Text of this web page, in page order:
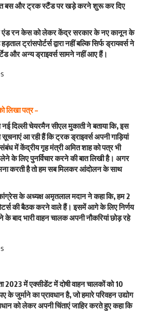
बस और ट्रक स्टैंड पर खड़े करने शुरू कर दिए
एंड रन केस को लेकर केंद्र सरकार के नए कानून के
ट्रांसपोर्टर्स द्वारा नहीं बल्कि सिर्फ ड्रायवर्स ने
और अन्य ड्राइवर्स सामने नहीं आए हैं।
लिखा पत्र –
दिल्ली चेयरमैन सीएल मुकाती ने बताया कि, इस
आ रही हैं कि ट्रक ड्राइवर्स अपनी गाड़ियां
में केंद्रीय गृह मंत्री अमित शाह को पत्र भी
के लिए पुनर्विचार करने की बात लिखी है। अगर
करती है तो हम सब मिलकर आंदोलन के साथ
के अध्यक्ष अमृतलाल मदान ने कहा कि, हम 2
की बैठक करने वाले हैं। इसमें आगे के लिए निर्णय
बाद भारी वाहन चालक अपनी नौकरियां छोड़ रहे
2023 में एक्सीडेंट में दोषी वाहन चालकों को 10
जुर्माने का प्रावधान है, जो हमारे परिवहन उद्योग
को लेकर अपनी चिंताएं जाहिर करते हुए कहा कि